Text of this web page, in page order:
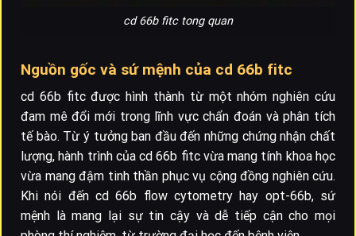
cd 66b fitc tong quan
Nguồn gốc và sứ mệnh của cd 66b fitc
cd 66b fitc được hình thành từ một nhóm nghiên cứu
đam mê đổi mới trong lĩnh vực chẩn đoán và phân tích
tế bào. Từ ý tưởng ban đầu đến những chứng nhận chất
lượng, hành trình của cd 66b fitc vừa mang tính khoa học
vừa mang đậm tinh thần phục vụ cộng đồng nghiên cứu.
Khi nói đến cd 66b flow cytometry hay opt-66b, sứ
mệnh là mang lại sự tin cậy và dễ tiếp cận cho mọi